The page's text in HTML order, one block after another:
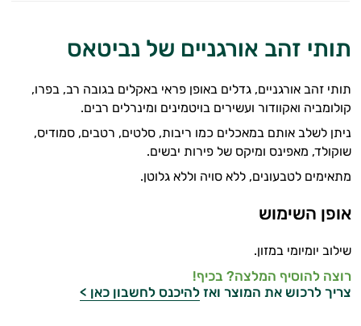
תותי זהב אורגניים של נביטאס
תותי זהב אורגניים, גדלים באופן פראי באקלים בגובה רב, בפרו,
קולומביה ואקוודור ועשירים בויטמינים ומינרלים רבים.
ניתן לשלב אותם במאכלים כמו ריבות, סלטים, רטבים, סמודיס,
שוקולד, מאפינס ומיקס של פירות יבשים.
מתאימים לטבעונים, ללא סויה וללא גלוטן.
אופן השימוש
שילוב יומיומי במזון.
רוצה להוסיף המלצה? בכיף!
צריך לרכוש את המוצר ואז להיכנס לחשבון כאן >